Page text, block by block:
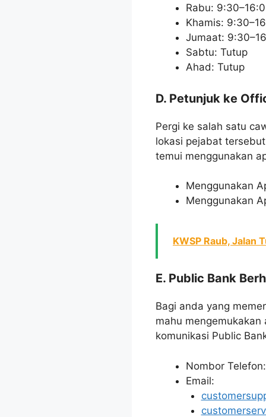
Rabu:
Khamis:
Jumaat:
Sabtu: Tutup
Ahad: Tutup
D. Petunjuk ke
Pergi ke salah satu
lokasi pejabat
temui menggunakan
Menggunakan
Menggunakan
KWSP Raub, Jalan
E. Public Bank
Bagi anda yang
mahu
komunikasi Public
Nombor
Email: